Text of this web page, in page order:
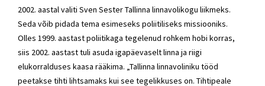
2002. aastal valiti Sven Sester Tallinna linnavolikogu liikmeks.
Seda võib pidada tema esimeseks poliitiliseks missiooniks.
Olles 1999. aastast poliitikaga tegelenud rohkem hobi korras,
siis 2002. aastast tuli asuda igapäevaselt linna ja riigi
elukorralduses kaasa rääkima. „Tallinna linnavoliniku tööd
peetakse tihti lihtsamaks kui see tegelikkuses on. Tihtipeale